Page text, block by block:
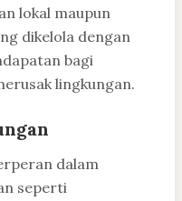
lokal maupun
dikelola dengan
bagi
lingkungan.
dalam
seperti